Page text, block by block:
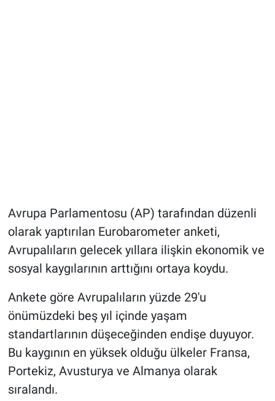
Avrupa Parlamentosu (AP) tarafından düzenli
olarak yaptırılan Eurobarometer anketi,
Avrupalıların gelecek yıllara ilişkin ekonomik ve
sosyal kaygılarının arttığını ortaya koydu.
Ankete göre Avrupalıların yüzde 29'u
önümüzdeki beş yıl içinde yaşam
standartlarının düşeceğinden endişe duyuyor.
Bu kaygının en yüksek olduğu ülkeler Fransa,
Portekiz, Avusturya ve Almanya olarak
sıralandı.